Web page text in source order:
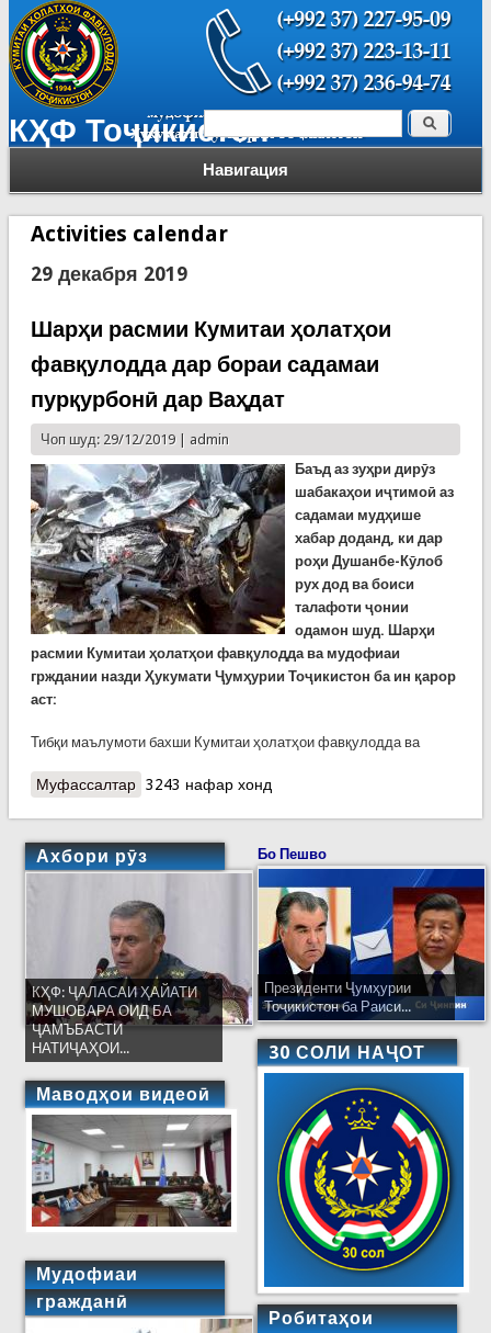
КҲФ Тоҷикистон
Навигация
Форма поиска Поиск
Activities calendar
29 декабря 2019
Шарҳи расмии Кумитаи ҳолатҳои
фавқулодда дар бораи садамаи
пурқурбонӣ дар Ваҳдат
Чоп шуд: 29/12/2019 | admin
Баъд аз зуҳри дирӯз
шабакаҳои иҷтимоӣ аз
садамаи мудҳише
хабар доданд, ки дар
роҳи Душанбе-Кӯлоб
рух дод ва боиси
талафоти ҷонии
одамон шуд. Шарҳи
расмии Кумитаи ҳолатҳои фавқулодда ва мудофиаи
грждании назди Ҳукумати Ҷумҳурии Тоҷикистон ба ин қарор
аст:
Тибқи маълумоти бахши Кумитаи ҳолатҳои фавқулодда ва
Муфассалтаро Шарҳи расмии Кумитаи ҳолатҳои фавқулодда
3243 нафар хонд
Ахбори рӯз
КҲФ: ҶАЛАСАИ ҲАЙАТИ
МУШОВАРА ОИД БА
ҶАМЪБАСТИ
НАТИҶАҲОИ...
Маводҳои видеоӣ
Мудофиаи
гражданӣ
Бо Пешво
Президенти Ҷумҳурии
Тоҷикистон ба Раиси...
30 СОЛИ НАҶОТ
Робитаҳои